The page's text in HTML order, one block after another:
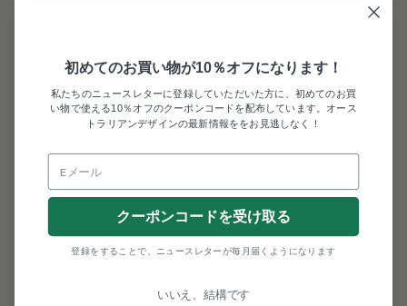
初めてのお買い物が10％オフになります！
私たちのニュースレターに登録していただいた方に、初めてのお買
い物で使える10％オフのクーポンコードを配布しています。オース
トラリアンデザインの最新情報ををお見逃しなく！
クーポンコードを受け取る
登録をすることで、ニュースレターが毎月届くようになります
いいえ、結構です